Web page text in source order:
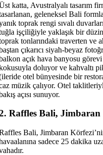
katta, Avustralyalı tasarım
geleneksel Bali
toprak rengi sıvalı
işçiliğiyle yaklaşık bir
tonlarındaki traverten ve
çıkarıcı siyah-beyaz
açık hava banyosu
doluyor ve kahvaltı
otel bünyesinde bir
müzik çalıyor. Otel
açısı sunuyor.
Raffles Bali,
Bali, Jimbaran
sadece 25 dakika